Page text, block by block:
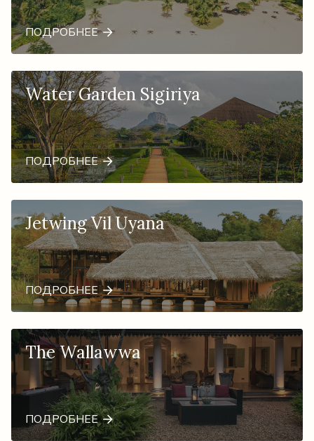
ПОДРОБНЕЕ
Water Garden Sigiriya
ПОДРОБНЕЕ
Jetwing Vil Uyana
ПОДРОБНЕЕ
The Wallawwa
ПОДРОБНЕЕ